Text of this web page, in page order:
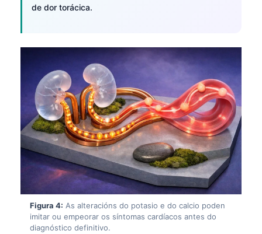
de dor torácica.
Figura 4: As alteracións do potasio e do calcio poden
imitar ou empeorar os síntomas cardíacos antes do
diagnóstico definitivo.